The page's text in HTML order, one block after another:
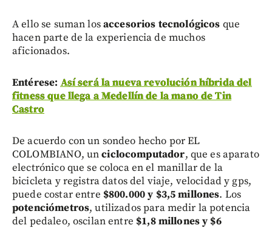
A ello se suman losaccesorios tecnológicos que
hacen parte de la experiencia de muchos
aficionados.
Entérese: Así será la nueva revolución híbrida del
fitness que llega a Medellín de la mano de Tin
Castro
De acuerdo con un sondeo hecho por EL
COLOMBIANO, unciclocomputador, que es aparato
electrónico que se coloca en el manillar de la
bicicleta y registra datos del viaje, velocidad y gps,
puede costar entre $800.000 y $3,5 millones. Los
potenciómetros, utilizados para medir la potencia
del pedaleo, oscilan entre $1,8 millones y $6